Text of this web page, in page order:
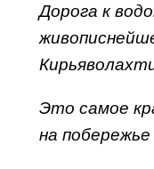
Дорога к
Это самое
на